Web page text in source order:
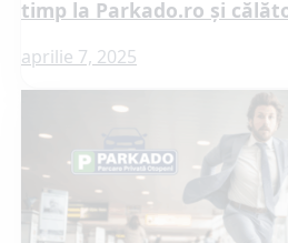
timp la Parkado.ro și
aprilie 7, 2025